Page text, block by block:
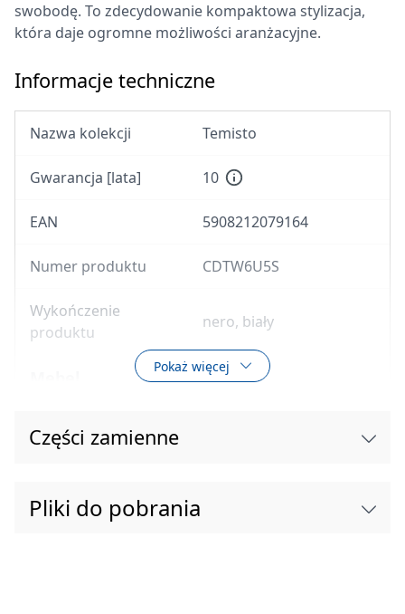
swobodę. To zdecydowanie kompaktowa stylizacja,
która daje ogromne możliwości aranżacyjne.
Informacje techniczne
Nazwa kolekcji Temisto
Gwarancja [lata] 10
EAN 5908212079164
Numer produktu CDTW6U5S
Wykończenie
produktu
nero, biały
Wykończenie
Szerokość [mm]
Pokaż więcej
Części zamienne
Pliki do pobrania